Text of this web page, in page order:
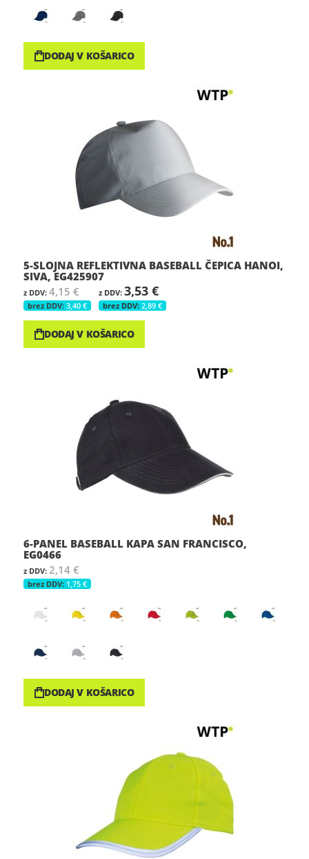
DODAJ V KOŠARICO
5-SLOJNA REFLEKTIVNA BASEBALL ČEPICA HANOI,
SIVA, EG425907
4,15 €
3,40 €
3,53 €
2,89 €
DODAJ V KOŠARICO
6-PANEL BASEBALL KAPA SAN FRANCISCO,
EG0466
2,14 €
1,75 €
DODAJ V KOŠARICO